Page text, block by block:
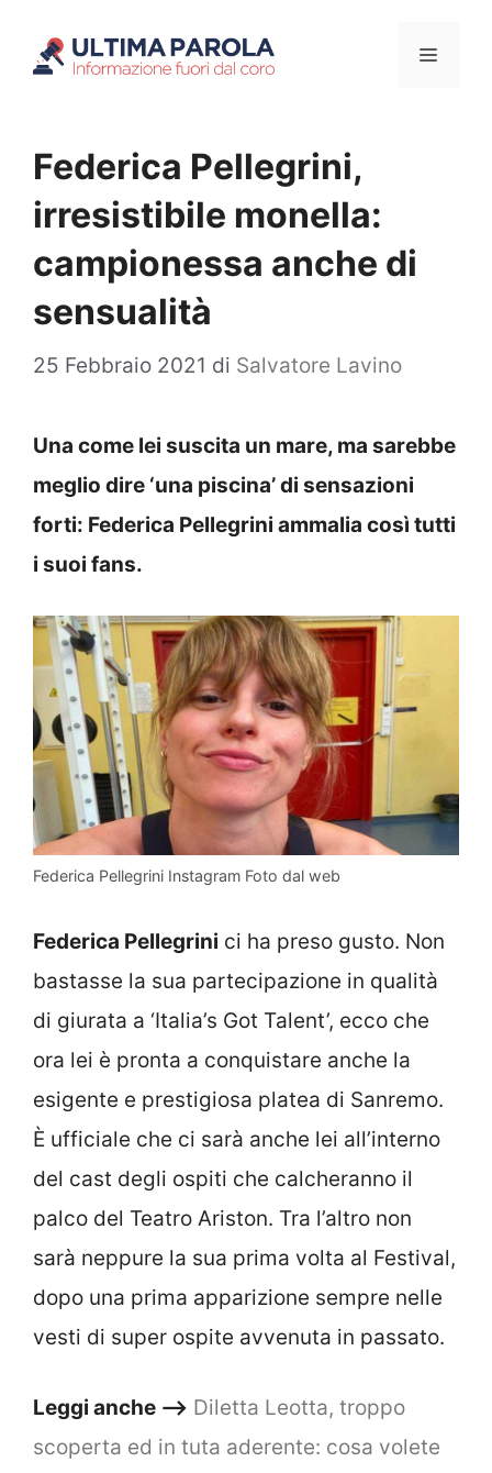
Menu
Federica Pellegrini,
irresistibile monella:
campionessa anche di
sensualità
25 Febbraio 2021 di Salvatore Lavino
Una come lei suscita un mare, ma sarebbe
meglio dire ‘una piscina’ di sensazioni
forti: Federica Pellegrini ammalia così tutti
i suoi fans.
Federica Pellegrini Instagram Foto dal web
Federica Pellegrini ci ha preso gusto. Non
bastasse la sua partecipazione in qualità
di giurata a ‘Italia’s Got Talent’, ecco che
ora lei è pronta a conquistare anche la
esigente e prestigiosa platea di Sanremo.
È ufficiale che ci sarà anche lei all’interno
del cast degli ospiti che calcheranno il
palco del Teatro Ariston. Tra l’altro non
sarà neppure la sua prima volta al Festival,
dopo una prima apparizione sempre nelle
vesti di super ospite avvenuta in passato.
Leggi anche –> Diletta Leotta, troppo
scoperta ed in tuta aderente: cosa volete